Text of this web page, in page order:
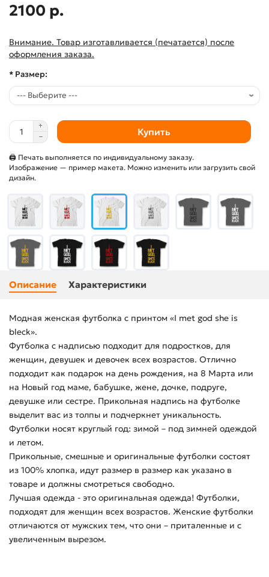
2100 р.
Внимание. Товар изготавливается (печатается) после
оформления заказа.
* Размер:
Купить
🖨 Печать выполняется по индивидуальному заказу.
Изображение — пример макета. Можно изменить или загрузить свой
дизайн.
Описание Характеристики
Модная женская футболка с принтом «I met god she is
bleck».
Футболка с надписью подходит для подростков, для
женщин, девушек и девочек всех возрастов. Отлично
подходит как подарок на день рождения, на 8 Марта или
на Новый год маме, бабушке, жене, дочке, подруге,
девушке или сестре. Прикольная надпись на футболке
выделит вас из толпы и подчеркнет уникальность.
Футболки носят круглый год: зимой – под зимней одеждой
и летом.
Прикольные, смешные и оригинальные футболки состоят
из 100% хлопка, идут размер в размер как указано в
товаре и должны смотреться свободно.
Лучшая одежда - это оригинальная одежда! Футболки,
подходят для женщин всех возрастов. Женские футболки
отличаются от мужских тем, что они – приталенные и с
увеличенным вырезом.